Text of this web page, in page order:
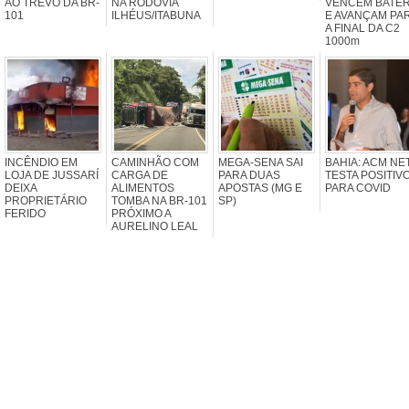
AO TREVO DA BR-
101
NA RODOVIA
ILHÉUS/ITABUNA
VENCEM
E AVANÇAM
A FINAL DA C2
1000m
INCÊNDIO EM
LOJA DE JUSSARÍ
DEIXA
PROPRIETÁRIO
FERIDO
CAMINHÃO COM
CARGA DE
ALIMENTOS
TOMBA NA BR-101
PRÓXIMO A
AURELINO LEAL
MEGA-SENA SAI
PARA DUAS
APOSTAS (MG E
SP)
BAHIA: ACM
TESTA
PARA COVID